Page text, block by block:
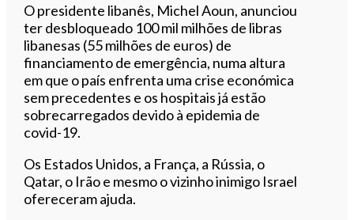
O presidente libanês, Michel Aoun, anunciou
ter desbloqueado 100 mil milhões de libras
libanesas (55 milhões de euros) de
financiamento de emergência, numa altura
em que o país enfrenta uma crise económica
sem precedentes e os hospitais já estão
sobrecarregados devido à epidemia de
covid-19.
Os Estados Unidos, a França, a Rússia, o
Qatar, o Irão e mesmo o vizinho inimigo Israel
ofereceram ajuda.